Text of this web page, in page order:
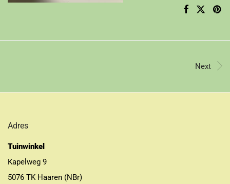
Next
Adres
Tuinwinkel
Kapelweg 9
5076 TK Haaren (NBr)